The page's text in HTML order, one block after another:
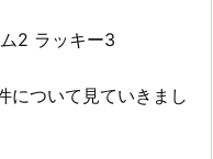
2 ラッキー3
について見ていきまし